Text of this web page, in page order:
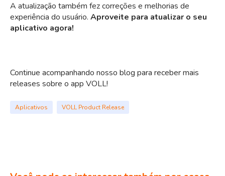
A atualização também fez correções e melhorias de
experiência do usuário. Aproveite para atualizar o seu
aplicativo agora!
Continue acompanhando nosso blog para receber mais
releases sobre o app VOLL!
Aplicativos VOLL Product Release